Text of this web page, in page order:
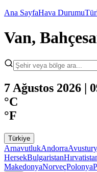
Ana SayfaHava Durumu
Van,
7 Ağustos 2026 |
°C
°F
Türkiye
ArnavutlukAndorra
HersekBulgaristan
MakedonyaNorveçPolonya